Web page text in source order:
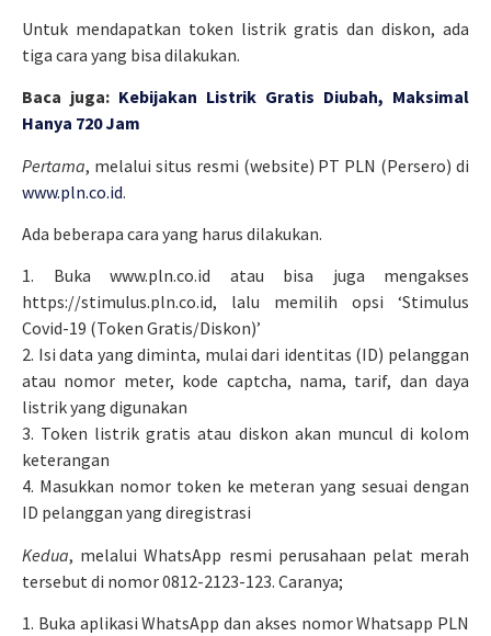
Untuk mendapatkan token listrik gratis dan diskon, ada
tiga cara yang bisa dilakukan.
Baca juga: Kebijakan Listrik Gratis Diubah, Maksimal
Hanya 720 Jam
Pertama, melalui situs resmi (website) PT PLN (Persero) di
www.pln.co.id.
Ada beberapa cara yang harus dilakukan.
1. Buka www.pln.co.id atau bisa juga mengakses
https://stimulus.pln.co.id, lalu memilih opsi ‘Stimulus
Covid-19 (Token Gratis/Diskon)’
2. Isi data yang diminta, mulai dari identitas (ID) pelanggan
atau nomor meter, kode captcha, nama, tarif, dan daya
listrik yang digunakan
3. Token listrik gratis atau diskon akan muncul di kolom
keterangan
4. Masukkan nomor token ke meteran yang sesuai dengan
ID pelanggan yang diregistrasi
Kedua, melalui WhatsApp resmi perusahaan pelat merah
tersebut di nomor 0812-2123-123. Caranya;
1. Buka aplikasi WhatsApp dan akses nomor Whatsapp PLN